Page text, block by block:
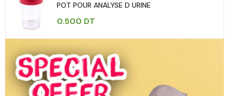
POT POUR ANALYSE D URINE
0.500 DT